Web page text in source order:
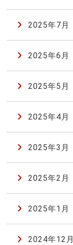
2025年7月
2025年6月
2025年5月
2025年4月
2025年3月
2025年2月
2025年1月
2024年12月